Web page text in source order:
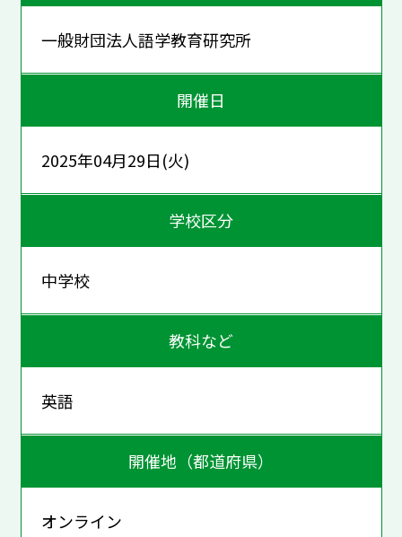
一般財団法人語学教育研究所
開催日
2025年04月29日(火)
学校区分
中学校
教科など
英語
開催地（都道府県）
オンライン